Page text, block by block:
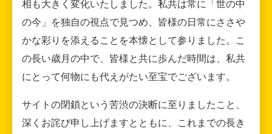
相も大きく変化いたしました。私共は常に「世の中
の今」を独自の視点で見つめ、皆様の日常にささや
かな彩りを添えることを本懐として参りました。こ
の長い歳月の中で、皆様と共に歩んだ時間は、私共
にとって何物にも代えがたい至宝でございます。
サイトの閉鎖という苦渋の決断に至りましたこと、
深くお詫び申し上げますとともに、これまでの長き